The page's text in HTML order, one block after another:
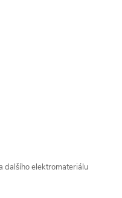
dalšího elektromateriálu